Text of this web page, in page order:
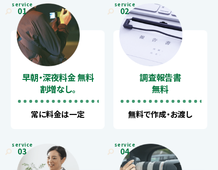
service
01
早朝・深夜料金 無料
割増なし。
常に料金は一定
service
02
調査報告書
無料
無料で作成・お渡し
service
03
service
04